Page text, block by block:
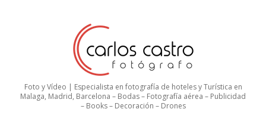
Foto y Vídeo | Especialista en fotografía de hoteles y Turística en
Malaga, Madrid, Barcelona – Bodas – Fotografía aérea – Publicidad
– Books – Decoración – Drones